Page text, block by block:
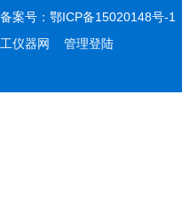
备案号： 鄂ICP备15020148号-1
工仪器网
管理登陆